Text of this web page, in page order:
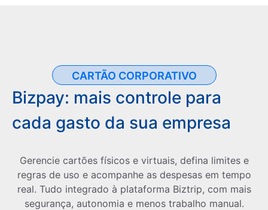
CARTÃO CORPORATIVO
Bizpay: mais controle para
cada gasto da sua empresa
Gerencie cartões físicos e virtuais, defina limites e
regras de uso e acompanhe as despesas em tempo
real. Tudo integrado à plataforma Biztrip, com mais
segurança, autonomia e menos trabalho manual.